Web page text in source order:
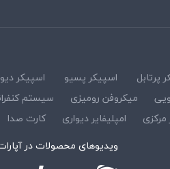
پرتابل اسپیکر پسیو اسپیکر
میکروفن رومیزی سیستم
مرکزی امپلیفایر دیواری کارت صدا
ویدیوهای محصولات در